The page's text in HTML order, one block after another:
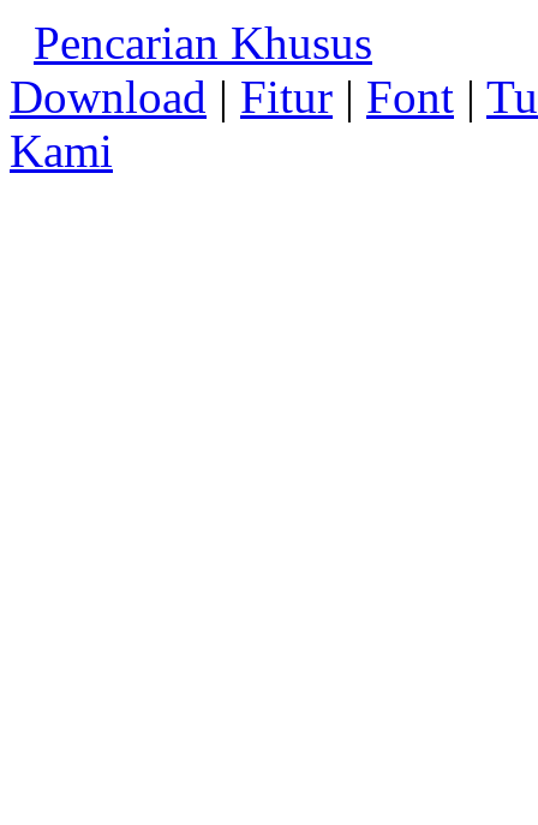
Pencarian Khusus
Download | Fitur | Font |
Kami